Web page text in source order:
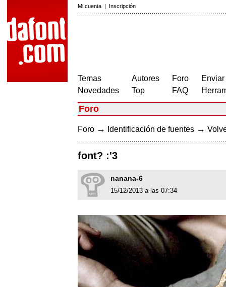
Mi cuenta | Inscripción
Temas
Novedades
Autores
Top
Foro
FAQ
Foro
Foro → Identificación de fuentes →
font? :'3
nanana-6
15/12/2013 a las 07:34